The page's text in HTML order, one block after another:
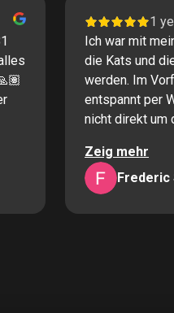
1
Ich war mit
die Kats und
werden. Im
entspannt per
nicht direkt um
Zeig mehr
Frederic